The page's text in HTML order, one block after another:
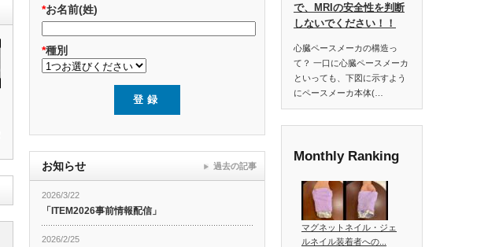
*お名前(姓)
*種別
お知らせ
2026/3/22
「ITEM2026事前情報配信」
2026/2/25
過去の記事
で、MRIの安全性を判断
しないでください！！
心臓ペースメーカの構造っ
て？ 一口に心臓ペースメーカ
といっても、下図に示すよう
にペースメーカ本体(…
Monthly Ranking
マグネットネイル・ジェ
ルネイル装着者への...